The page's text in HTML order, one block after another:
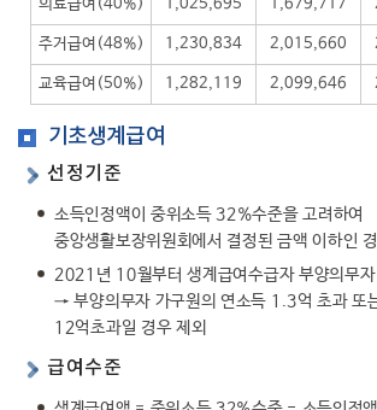
의료급여(40%) 1,025,695 1,679,717
주거급여(48%) 1,230,834 2,015,660
교육급여(50%) 1,282,119 2,099,646
기초생계급여
선정기준
소득인정액이 중위소득 32%수준을 고려하여
중앙생활보장위원회에서 결정된 금액 이하인
2021년 10월부터 생계급여수급자 부양의무
→ 부양의무자 가구원의 연소득 1.3억 초과 또
12억초과일 경우 제외
급여수준